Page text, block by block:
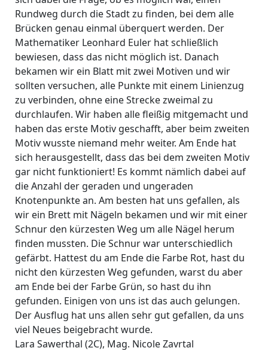
Rundweg durch die Stadt zu finden, bei dem alle
Brücken genau einmal überquert werden. Der
Mathematiker Leonhard Euler hat schließlich
bewiesen, dass das nicht möglich ist. Danach
bekamen wir ein Blatt mit zwei Motiven und wir
sollten versuchen, alle Punkte mit einem Linienzug
zu verbinden, ohne eine Strecke zweimal zu
durchlaufen. Wir haben alle fleißig mitgemacht und
haben das erste Motiv geschafft, aber beim zweiten
Motiv wusste niemand mehr weiter. Am Ende hat
sich herausgestellt, dass das bei dem zweiten Motiv
gar nicht funktioniert! Es kommt nämlich dabei auf
die Anzahl der geraden und ungeraden
Knotenpunkte an. Am besten hat uns gefallen, als
wir ein Brett mit Nägeln bekamen und wir mit einer
Schnur den kürzesten Weg um alle Nägel herum
finden mussten. Die Schnur war unterschiedlich
gefärbt. Hattest du am Ende die Farbe Rot, hast du
nicht den kürzesten Weg gefunden, warst du aber
am Ende bei der Farbe Grün, so hast du ihn
gefunden. Einigen von uns ist das auch gelungen.
Der Ausflug hat uns allen sehr gut gefallen, da uns
viel Neues beigebracht wurde.
Lara Sawerthal (2C), Mag. Nicole Zavrtal